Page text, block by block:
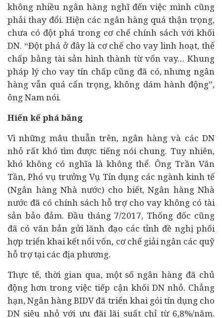
không nhiều ngân hàng nghĩ đến việc mình cũng
phải thay đổi. Hiện các ngân hàng quá thận trọng,
chưa có đột phá trong cơ chế chính sách với khối
DN. “Đột phá ở đây là cơ chế cho vay linh hoạt, thế
chấp bằng tài sản hình thành từ vốn vay… Khung
pháp lý cho vay tín chấp cũng đã có, nhưng ngân
hàng vẫn quá cẩn trọng, không dám hành động”,
ông Nam nói.
Hiến kế phá băng
Vì những mâu thuẫn trên, ngân hàng và các DN
nhỏ rất khó tìm được tiếng nói chung. Tuy nhiên,
khó không có nghĩa là không thể. Ông Trần Văn
Tần, Phó vụ trưởng Vụ Tín dụng các ngành kinh tế
(Ngân hàng Nhà nước) cho biết, Ngân hàng Nhà
nước đã có chính sách hỗ trợ cho vay không có tài
sản bảo đảm. Đầu tháng 7/2017, Thống đốc cũng
đã có văn bản gửi lãnh đạo các tỉnh đề nghị phối
hợp triển khai kết nối vốn, cơ chế giải ngân các quỹ
hỗ trợ tại các địa phương.
Thực tế, thời gian qua, một số ngân hàng đã chủ
động hơn trong việc tiếp cận khối DN nhỏ. Chẳng
hạn, Ngân hàng BIDV đã triển khai gói tín dụng cho
DN siêu nhỏ với ưu đãi lãi suất chỉ từ 6,8%/năm.